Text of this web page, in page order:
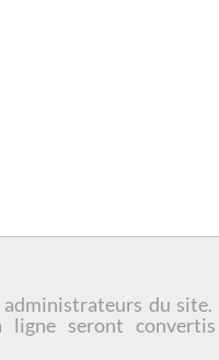
du site.
ligne seront convertis